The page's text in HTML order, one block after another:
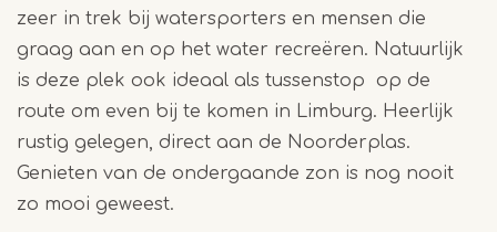
zeer in trek bij watersporters en mensen die
graag aan en op het water recreëren. Natuurlijk
is deze plek ook ideaal als tussenstop op de
route om even bij te komen in Limburg. Heerlijk
rustig gelegen, direct aan de Noorderplas.
Genieten van de ondergaande zon is nog nooit
zo mooi geweest.